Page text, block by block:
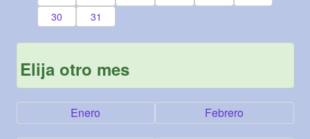
30
31
Elija otro mes
Enero Febrero